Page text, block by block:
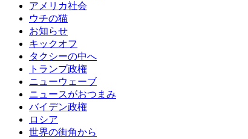
アメリカ社会
ウチの猫
お知らせ
キックオフ
タクシーの中へ
トランプ政権
ニューウェーブ
ニュースがおつまみ
バイデン政権
ロシア
世界の街角から